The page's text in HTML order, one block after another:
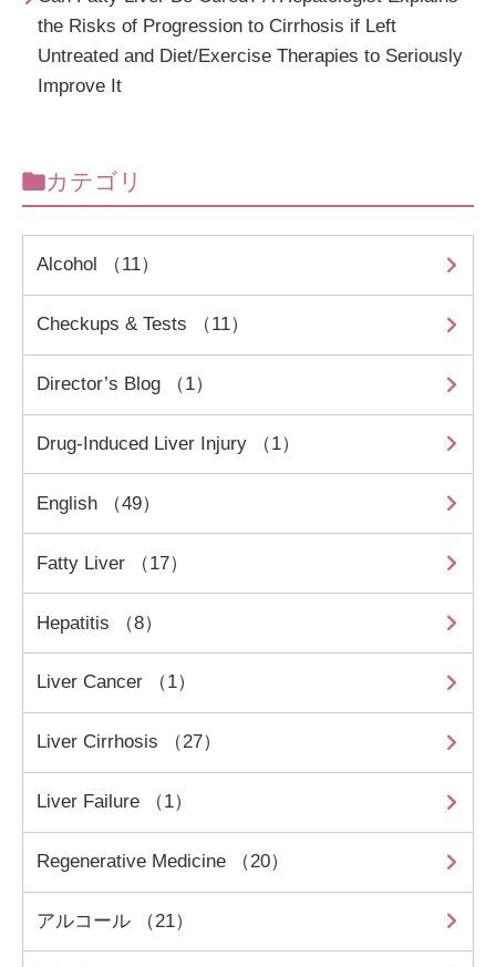
the Risks of Progression to Cirrhosis if Left
Untreated and Diet/Exercise Therapies to Seriously
Improve It
カテゴリ
Alcohol （11）
Checkups & Tests （11）
Director’s Blog （1）
Drug-Induced Liver Injury （1）
English （49）
Fatty Liver （17）
Hepatitis （8）
Liver Cancer （1）
Liver Cirrhosis （27）
Liver Failure （1）
Regenerative Medicine （20）
アルコール （21）